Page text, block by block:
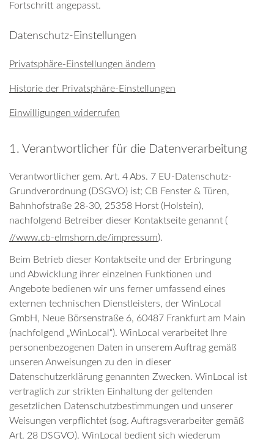
Fortschritt angepasst.
Datenschutz-Einstellungen
Privatsphäre-Einstellungen ändern
Historie der Privatsphäre-Einstellungen
Einwilligungen widerrufen
1. Verantwortlicher für die Datenverarbeitung
Verantwortlicher gem. Art. 4 Abs. 7 EU-Datenschutz-
Grundverordnung (DSGVO) ist; CB Fenster & Türen,
Bahnhofstraße 28-30, 25358 Horst (Holstein),
nachfolgend Betreiber dieser Kontaktseite genannt (
//www.cb-elmshorn.de/impressum).
Beim Betrieb dieser Kontaktseite und der Erbringung
und Abwicklung ihrer einzelnen Funktionen und
Angebote bedienen wir uns ferner umfassend eines
externen technischen Dienstleisters, der WinLocal
GmbH, Neue Börsenstraße 6, 60487 Frankfurt am Main
(nachfolgend „WinLocal“). WinLocal verarbeitet Ihre
personenbezogenen Daten in unserem Auftrag gemäß
unseren Anweisungen zu den in dieser
Datenschutzerklärung genannten Zwecken. WinLocal ist
vertraglich zur strikten Einhaltung der geltenden
gesetzlichen Datenschutzbestimmungen und unserer
Weisungen verpflichtet (sog. Auftragsverarbeiter gemäß
Art. 28 DSGVO). WinLocal bedient sich wiederum